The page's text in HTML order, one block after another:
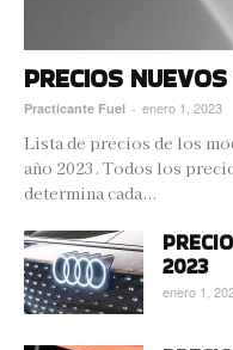
PRECIOS
Practicante Fuel - enero 1, 2023
Lista de precios de los
año 2023. Todos los
determina cada...
2023
enero 1,